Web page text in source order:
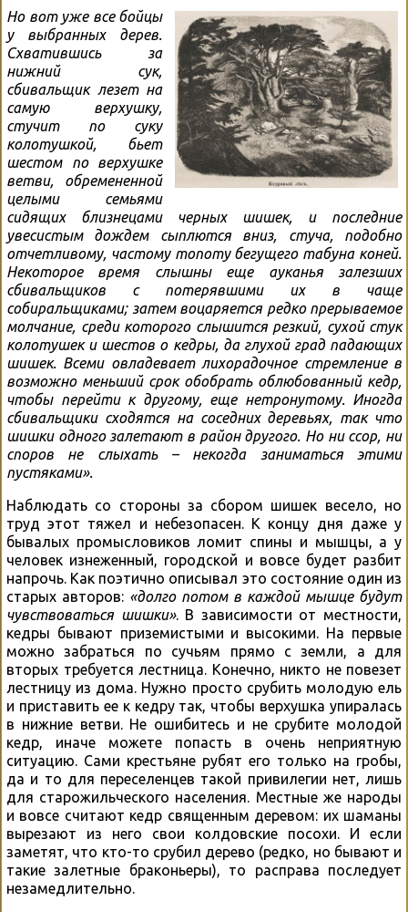
Но вот уже все бойцы
у выбранных дерев.
Схватившись за
нижний сук,
сбивальщик лезет на
самую верхушку,
стучит по суку
колотушкой, бьет
шестом по верхушке
ветви, обремененной
целыми семьями
сидящих близнецами черных шишек, и последние
увесистым дождем сыплются вниз, стуча, подобно
отчетливому, частому топоту бегущего табуна коней.
Некоторое время слышны еще ауканья залезших
сбивальщиков с потерявшими их в чаще
собиральщиками; затем воцаряется редко прерываемое
молчание, среди которого слышится резкий, сухой стук
колотушек и шестов о кедры, да глухой град падающих
шишек. Всеми овладевает лихорадочное стремление в
возможно меньший срок обобрать облюбованный кедр,
чтобы перейти к другому, еще нетронутому. Иногда
сбивальщики сходятся на соседних деревьях, так что
шишки одного залетают в район другого. Но ни ссор, ни
споров не слыхать – некогда заниматься этими
пустяками».
Наблюдать со стороны за сбором шишек весело, но
труд этот тяжел и небезопасен. К концу дня даже у
бывалых промысловиков ломит спины и мышцы, а у
человек изнеженный, городской и вовсе будет разбит
напрочь. Как поэтично описывал это состояние один из
старых авторов: «долго потом в каждой мышце будут
чувствоваться шишки». В зависимости от местности,
кедры бывают приземистыми и высокими. На первые
можно забраться по сучьям прямо с земли, а для
вторых требуется лестница. Конечно, никто не повезет
лестницу из дома. Нужно просто срубить молодую ель
и приставить ее к кедру так, чтобы верхушка упиралась
в нижние ветви. Не ошибитесь и не срубите молодой
кедр, иначе можете попасть в очень неприятную
ситуацию. Сами крестьяне рубят его только на гробы,
да и то для переселенцев такой привилегии нет, лишь
для старожильческого населения. Местные же народы
и вовсе считают кедр священным деревом: их шаманы
вырезают из него свои колдовские посохи. И если
заметят, что кто-то срубил дерево (редко, но бывают и
такие залетные браконьеры), то расправа последует
незамедлительно.